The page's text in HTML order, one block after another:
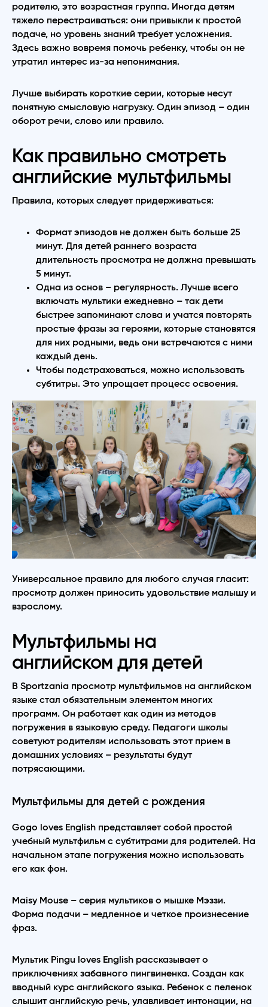
родителю, это возрастная группа. Иногда детям
тяжело перестраиваться: они привыкли к простой
подаче, но уровень знаний требует усложнения.
Здесь важно вовремя помочь ребенку, чтобы он не
утратил интерес из-за непонимания.
Лучше выбирать короткие серии, которые несут
понятную смысловую нагрузку. Один эпизод – один
оборот речи, слово или правило.
Как правильно смотреть
английские мультфильмы
Правила, которых следует придерживаться:
Формат эпизодов не должен быть больше 25
минут. Для детей раннего возраста
длительность просмотра не должна превышать
5 минут.
Одна из основ – регулярность. Лучше всего
включать мультики ежедневно – так дети
быстрее запоминают слова и учатся повторять
простые фразы за героями, которые становятся
для них родными, ведь они встречаются с ними
каждый день.
Чтобы подстраховаться, можно использовать
субтитры. Это упрощает процесс освоения.
Универсальное правило для любого случая гласит:
просмотр должен приносить удовольствие малышу и
взрослому.
Мультфильмы на
английском для детей
В Sportzania просмотр мультфильмов на английском
языке стал обязательным элементом многих
программ. Он работает как один из методов
погружения в языковую среду. Педагоги школы
советуют родителям использовать этот прием в
домашних условиях – результаты будут
потрясающими.
Мультфильмы для детей с рождения
Gogo loves English представляет собой простой
учебный мультфильм с субтитрами для родителей. На
начальном этапе погружения можно использовать
его как фон.
Maisy Mouse – серия мультиков о мышке Мэззи.
Форма подачи – медленное и четкое произнесение
фраз.
Мультик Pingu loves English рассказывает о
приключениях забавного пингвиненка. Создан как
вводный курс английского языка. Ребенок с пеленок
слышит английскую речь, улавливает интонации, на